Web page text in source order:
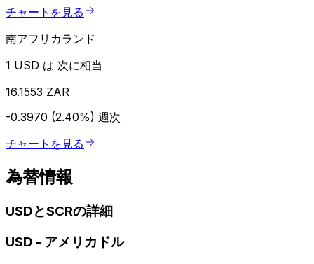
チャートを見る
南アフリカランド
1 USD は 次に相当
16.1553 ZAR
-0.3970 (2.40%) 週次
チャートを見る
為替情報
USDとSCRの詳細
USD - アメリカドル